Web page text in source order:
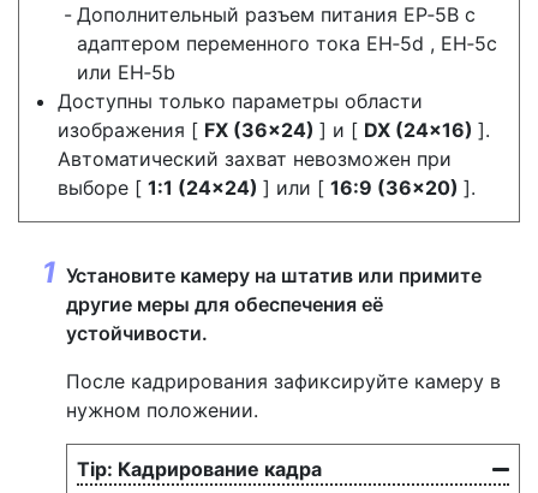
Дополнительный разъем питания EP‑5B с
адаптером переменного тока EH‑5d , EH‑5c
или EH‑5b
Доступны только параметры области
изображения [ FX (36×24) ] и [ DX (24×16) ].
Автоматический захват невозможен при
выборе [ 1:1 (24×24) ] или [ 16:9 (36×20) ].
Установите камеру на штатив или примите
другие меры для обеспечения её
устойчивости.
После кадрирования зафиксируйте камеру в
нужном положении.
Кадрирование кадра